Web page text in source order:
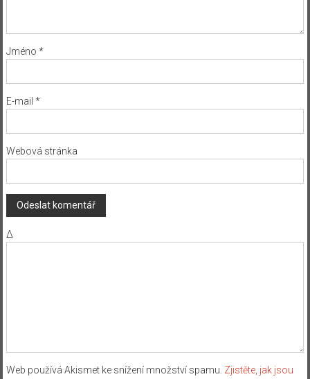
Jméno *
E-mail *
Webová stránka
Δ
Web používá Akismet ke snížení množství spamu. Zjistěte, jak jsou